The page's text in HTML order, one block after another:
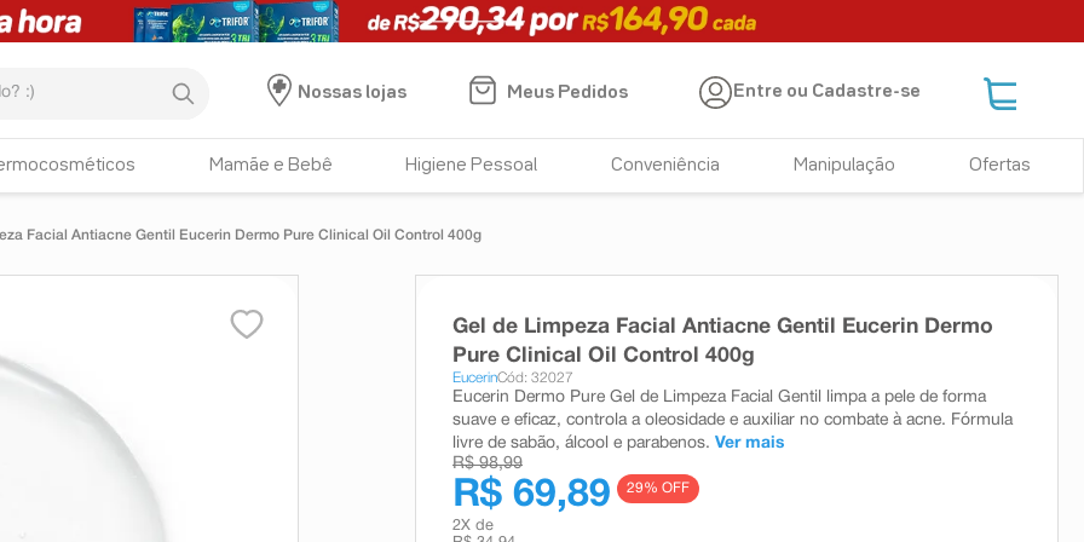
Nossas lojas
Meus Pedidos Entre ou Cadastre-se
Mamãe e Bebê Higiene Pessoal Conveniência Manipulação Ofertas
Facial Antiacne Gentil Eucerin Dermo Pure Clinical Oil Control 400g
Gel de Limpeza Facial Antiacne Gentil Eucerin Dermo
Pure Clinical Oil Control 400g
EucerinCód: 32027
Eucerin Dermo Pure Gel de Limpeza Facial Gentil limpa a pele de forma
suave e eficaz, controla a oleosidade e auxiliar no combate à acne. Fórmula
livre de sabão, álcool e parabenos. Ver mais
R$ 98,99
R$ 69,89 29% OFF
2X de